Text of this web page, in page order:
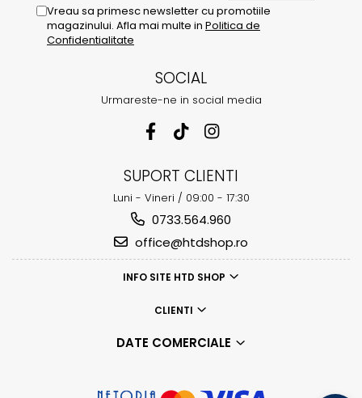
Vreau sa primesc newsletter cu promotiile
magazinului. Afla mai multe in Politica de
Confidentialitate
SOCIAL
Urmareste-ne in social media
SUPORT CLIENTI
Luni - Vineri / 09:00 - 17:30
0733.564.960
office@htdshop.ro
INFO SITE HTD SHOP
CLIENTI
DATE COMERCIALE